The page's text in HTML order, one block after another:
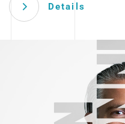
Details